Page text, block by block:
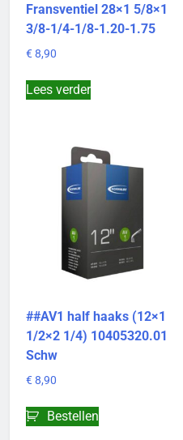
Fransventiel 28×1 5/8×1
3/8-1/4-1/8-1.20-1.75
€ 8,90
Lees verder
##AV1 half haaks (12×1
1/2×2 1/4) 10405320.01
Schw
€ 8,90
Bestellen